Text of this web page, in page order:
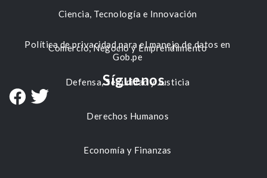
Ciencia, Tecnología e Innovación
Comercio, Negocio y Emprendimiento
Defensa, Seguridad y Justicia
Derechos Humanos
Economía y Finanzas
Política de privacidad para el manejo de datos en
Gob.pe
Síguenos